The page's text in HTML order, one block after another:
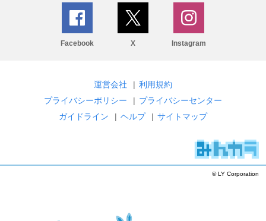
Facebook X Instagram
運営会社 | 利用規約
プライバシーポリシー
| プライバシーセンター
ガイドライン
| ヘルプ | サイトマップ
© LY Corporation